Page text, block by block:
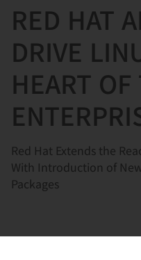
RED HAT
DRIVE
HEART OF
Red Hat Extends the
With Introduction of
Packages